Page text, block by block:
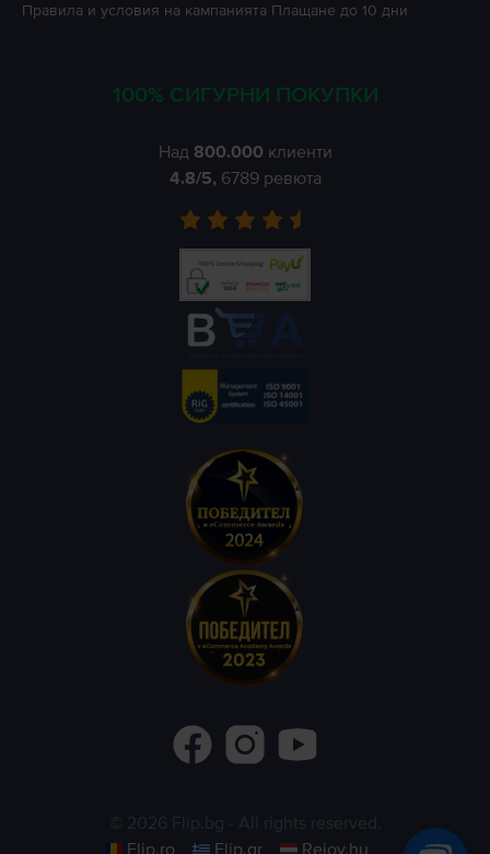
Правила и условия на кампанията Плащане до 10 дни
100% СИГУРНИ ПОКУПКИ
Над 800.000 клиенти
4.8/5, 6789 ревюта